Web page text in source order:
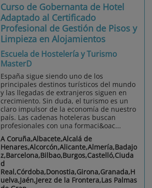
Curso de Gobernanta de Hotel
Adaptado al Certificado
Profesional de Gestión de Pisos y
Limpieza en Alojamientos
Escuela de Hostelería y Turismo
MasterD
España sigue siendo uno de los
principales destinos turísticos del mundo
y las llegadas de extranjeros siguen en
crecimiento. Sin duda, el turismo es un
claro impulsor de la economía de nuestro
país. Las cadenas hoteleras buscan
profesionales con una formaci&oac...
A Coruña,Albacete,Alcalá de
Henares,Alcorcón,Alicante,Almería,Badajo
z,Barcelona,Bilbao,Burgos,Castelló,Ciuda
d
Real,Córdoba,Donostia,Girona,Granada,H
uelva,Jaén,Jerez de la Frontera,Las Palmas